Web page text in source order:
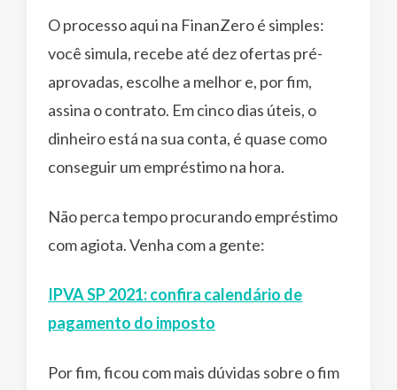
O processo aqui na FinanZero é simples:
você simula, recebe até dez ofertas pré-
aprovadas, escolhe a melhor e, por fim,
assina o contrato. Em cinco dias úteis, o
dinheiro está na sua conta, é quase como
conseguir um empréstimo na hora.
Não perca tempo procurando empréstimo
com agiota. Venha com a gente:
IPVA SP 2021: confira calendário de
pagamento do imposto
Por fim, ficou com mais dúvidas sobre o fim